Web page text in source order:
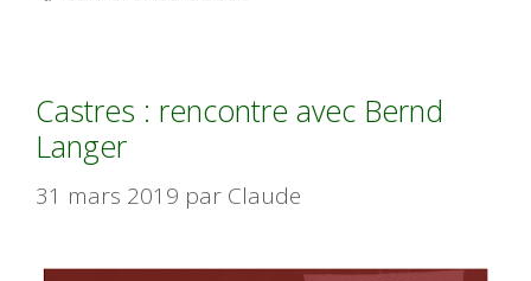
Castres : rencontre avec Bernd
Langer
31 mars 2019 par Claude